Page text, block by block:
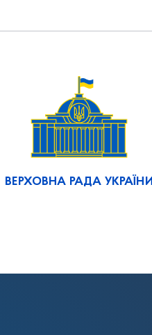
ВЕРХОВНА РАДА УКРАЇНИ